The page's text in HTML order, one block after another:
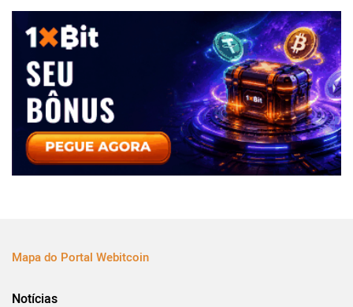
Mapa do Portal Webitcoin
Notícias